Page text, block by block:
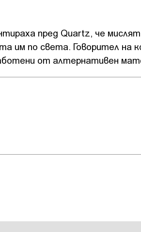
пред Quartz, че
им по света. Говорител на
от алтернативен